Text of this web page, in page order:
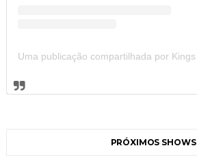
PRÓXIMOS SHOWS